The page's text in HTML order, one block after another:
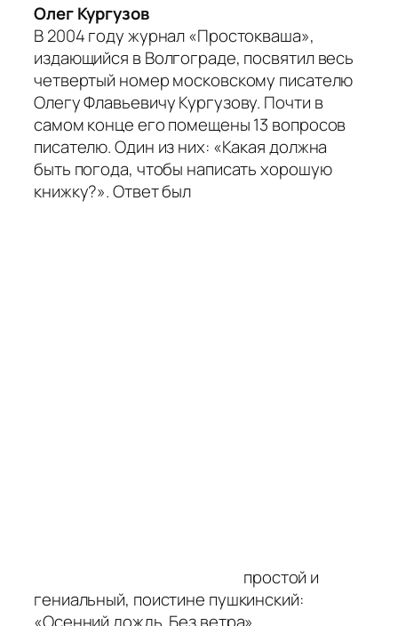
Олег Кургузов
В 2004 году журнал «Простокваша»,
издающийся в Волгограде, посвятил весь
четвертый номер московскому писателю
Олегу Флавьевичу Кургузову. Почти в
самом конце его помещены 13 вопросов
писателю. Один из них: «Какая должна
быть погода, чтобы написать хорошую
книжку?». Ответ был
простой и
гениальный, поистине пушкинский: